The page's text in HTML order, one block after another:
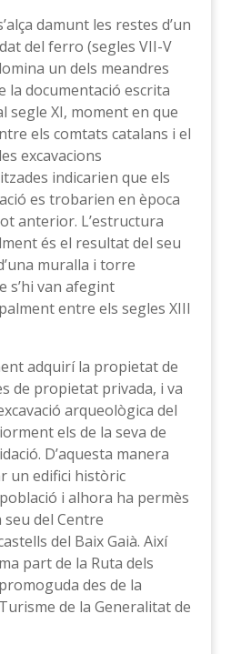
damunt les restes d’un
del ferro (segles VII-V
un dels meandres
la documentació escrita
segle XI, moment en que
els comtats catalans i el
excavacions
indicarien que els
es trobarien en època
anterior. L’estructura
és el resultat del seu
muralla i torre
s’hi van afegint
entre els segles XIII
adquirí la propietat de
de propietat privada, i va
arqueològica del
els de la seva de
D’aquesta manera
un edifici històric
i alhora ha permès
del Centre
del Baix Gaià. Així
part de la Ruta dels
des de la
de la Generalitat de